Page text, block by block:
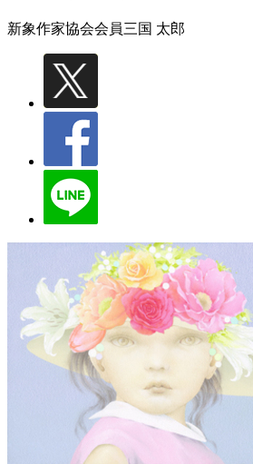
新象作家協会会員三国 太郎